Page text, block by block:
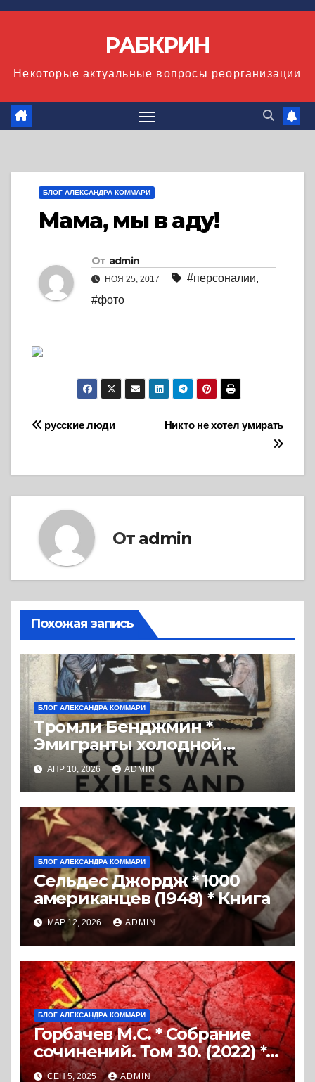
Перейти
РАБКРИН
Некоторые актуальные вопросы реорганизации
БЛОГ АЛЕКСАНДРА КОММАРИ
Мама, мы в аду!
От admin
НОЯ 25, 2017 #персоналии,
#фото
Навигация
Никто не хотел умирать
русские люди
От admin
Похожая запись
БЛОГ АЛЕКСАНДРА КОММАРИ
Тромли Бенджмин *
Эмигранты холодной
войны и ЦРУ: Заговоры с
целью освобождения
России (2019) * Перевод
книги
АПР 10, 2026 ADMIN
БЛОГ АЛЕКСАНДРА КОММАРИ
Сельдес Джордж * 1000
американцев (1948) * Книга
МАР 12, 2026 ADMIN
БЛОГ АЛЕКСАНДРА КОММАРИ
Горбачев М.С. * Собрание
сочинений. Том 30. (2022) *
Книга
СЕН 5, 2025 ADMIN